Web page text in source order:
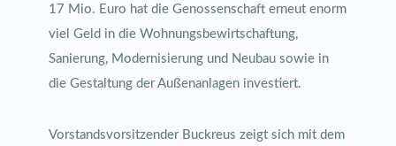
17 Mio. Euro hat die Genossenschaft erneut enorm
viel Geld in die Wohnungsbewirtschaftung,
Sanierung, Modernisierung und Neubau sowie in
die Gestaltung der Außenanlagen investiert.
Vorstandsvorsitzender Buckreus zeigt sich mit dem